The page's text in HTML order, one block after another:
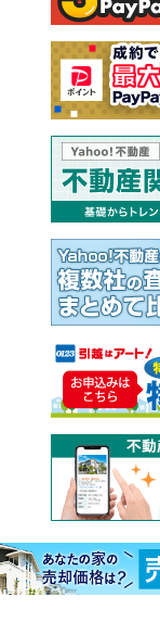
売却査定